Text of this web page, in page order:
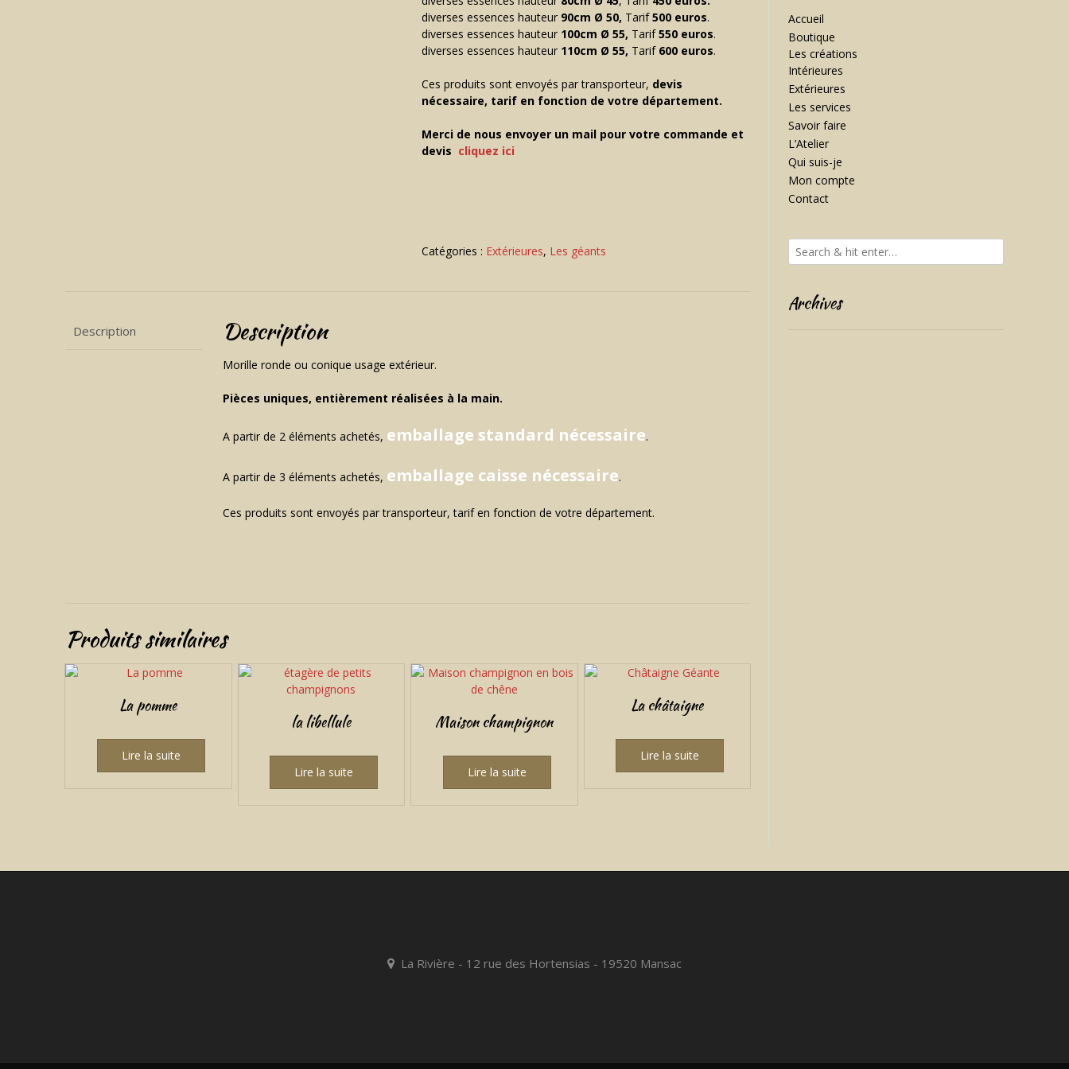
diverses essences hauteur 90cm Ø 50, Tarif500 euros.
diverses essences hauteur 100cm Ø 55, Tarif550 euros.
diverses essences hauteur 110cm Ø 55, Tarif600 euros.
Ces produits sont envoyés par transporteur, devis
nécessaire, tarif en fonction de votre département.
Merci de nous envoyer un mail pour votre commande et
devis cliquez ici
Catégories : Extérieures, Les géants
Description Description
Morille ronde ou conique usage extérieur.
Pièces uniques, entièrement réalisées à la main.
A partir de 2 éléments achetés, emballage standard nécessaire.
A partir de 3 éléments achetés, emballage caisse nécessaire.
Ces produits sont envoyés par transporteur, tarif en fonction de votre département.
Produits similaires
La pomme
Lire la suite
la libellule
Lire la suite
Maison champignon
Lire la suite
La châtaigne
Lire la suite
Accueil
Boutique
Les créations
Intérieures
Extérieures
Les services
Savoir faire
L’Atelier
Qui suis-je
Mon compte
Contact
Archives
La Rivière - 12 rue des Hortensias - 19520 Mansac